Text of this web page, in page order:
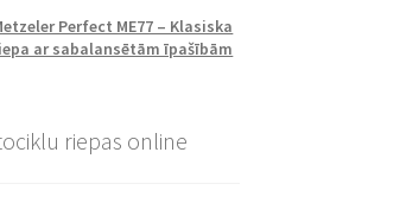
Perfect ME77 – Klasiska
ar sabalansētām īpašībām
riepas online